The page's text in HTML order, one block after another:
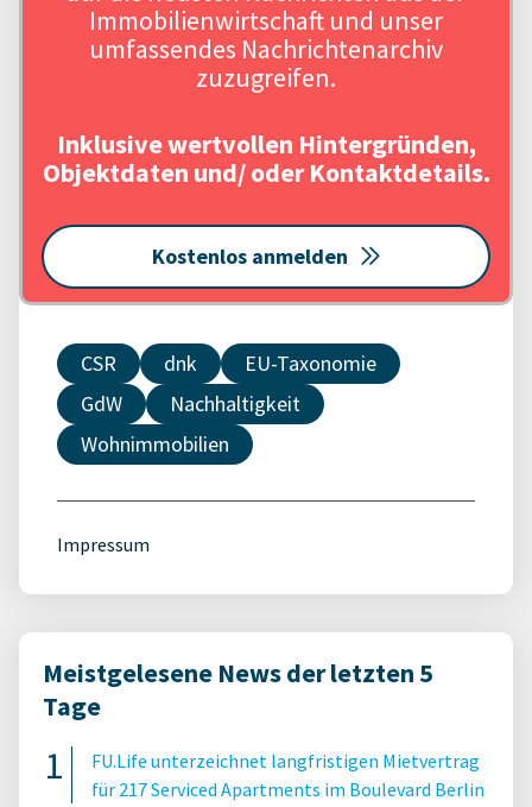
Immobilienwirtschaft und unser
umfassendes Nachrichtenarchiv
zuzugreifen.
Inklusive wertvollen Hintergründen,
Objektdaten und/ oder Kontaktdetails.
Kostenlos anmelden
CSR dnk
EU-Taxonomie
GdW
Nachhaltigkeit
Wohnimmobilien
Impressum
Meistgelesene News der letzten 5
Tage
FU.Life unterzeichnet langfristigen Mietvertrag
für 217 Serviced Apartments im Boulevard Berlin